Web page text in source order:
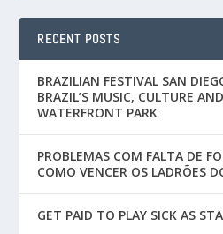
RECENT POSTS
BRAZILIAN FESTIVAL SAN
BRAZIL’S MUSIC, CULTURE
WATERFRONT PARK
PROBLEMAS COM FALTA DE
COMO VENCER OS LADRÕES
GET PAID TO PLAY SICK AS